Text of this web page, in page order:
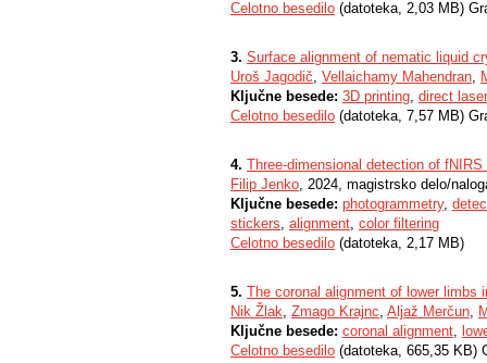
Celotno besedilo (datoteka, 2,03 MB)
3. Surface alignment of nematic liquid
Uroš Jagodič, Vellaichamy Mahendran,
Ključne besede: 3D printing, direct
Celotno besedilo (datoteka, 7,57 MB)
4. Three-dimensional detection of fNIRS
Filip Jenko, 2024, magistrsko delo/
Ključne besede: photogrammetry,
stickers, alignment, color filtering
Celotno besedilo (datoteka, 2,17 MB)
5. The coronal alignment of lower limbs
Nik Žlak, Zmago Krajnc, Aljaž Merčun,
Ključne besede: coronal alignment,
Celotno besedilo (datoteka, 665,35 KB)